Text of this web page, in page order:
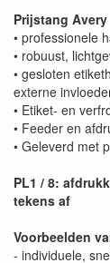
Prijstang Avery
• professionele
• robuust,
• gesloten
externe
• Etiket- en
• Feeder en
• Geleverd met
PL1 / 8:
tekens af
Voorbeelden
- individuele,